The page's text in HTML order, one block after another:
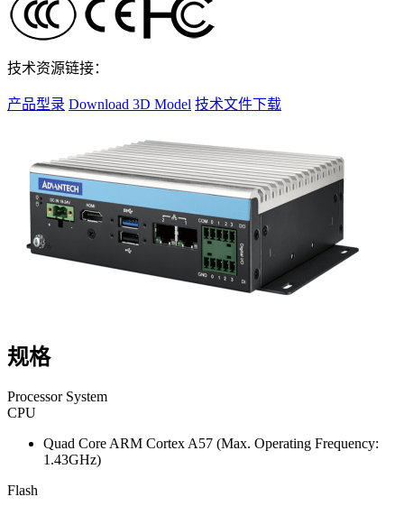
技术资源链接：
产品型录 Download 3D Model 技术文件下载
规格
Processor System
CPU
Quad Core ARM Cortex A57 (Max. Operating Frequency:
1.43GHz)
Flash